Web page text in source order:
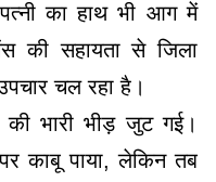
का हाथ भी आग में
की सहायता से जिला
चल रहा है।
की भारी भीड़ जुट गई।
काबू पाया, लेकिन तब